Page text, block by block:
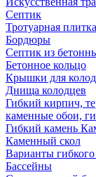
Септик
Тротуарная плитка
Бордюры
Септик из
Бетонное кольцо
Крышки для
Днища колодцев
Гибкий кирпич,
каменные обои,
Гибкий камень
Каменный скол
Варианты
Бассейны